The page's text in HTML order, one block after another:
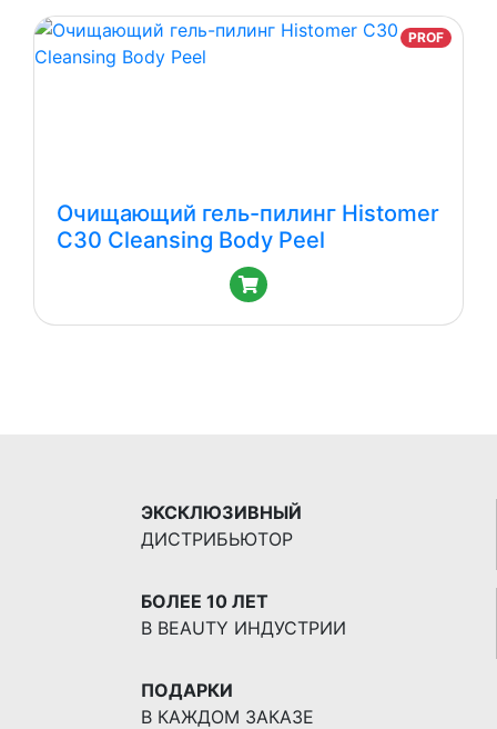
PROF
Очищающий гель-пилинг Histomer
C30 Cleansing Body Peel
ЭКСКЛЮЗИВНЫЙ
ДИСТРИБЬЮТОР
БОЛЕЕ 10 ЛЕТ
В BEAUTY ИНДУСТРИИ
ПОДАРКИ
В КАЖДОМ ЗАКАЗЕ